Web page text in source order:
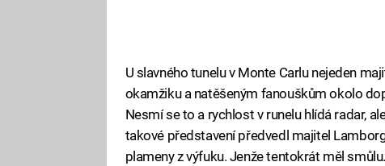
U slavného tunelu v Monte Carlu nejeden
okamžiku a natěšeným fanouškům okolo
Nesmí se to a rychlost v runelu hlídá radar,
takové představení předvedl majitel
plameny z výfuku. Jenže tentokrát měl smůlu.